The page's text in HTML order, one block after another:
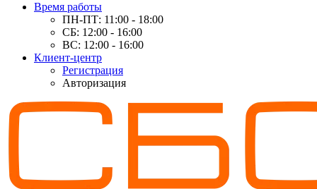
Время работы
ПН-ПТ: 11:00 - 18:00
СБ: 12:00 - 16:00
ВС: 12:00 - 16:00
Клиент-центр
Регистрация
Авторизация